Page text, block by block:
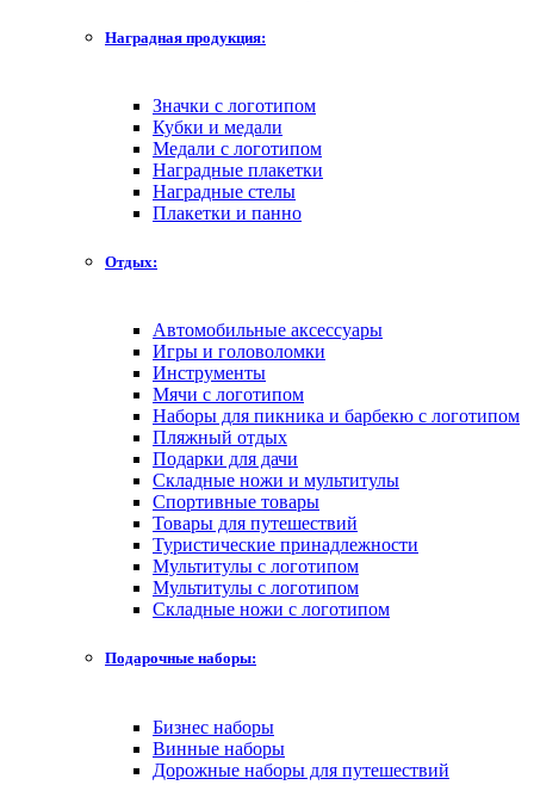
Наградная продукция:
Значки с логотипом
Кубки и медали
Медали с логотипом
Наградные плакетки
Наградные стелы
Плакетки и панно
Отдых:
Автомобильные аксессуары
Игры и головоломки
Инструменты
Мячи с логотипом
Наборы для пикника и барбекю с логотипом
Пляжный отдых
Подарки для дачи
Складные ножи и мультитулы
Спортивные товары
Товары для путешествий
Туристические принадлежности
Мультитулы с логотипом
Мультитулы с логотипом
Складные ножи с логотипом
Подарочные наборы:
Бизнес наборы
Винные наборы
Дорожные наборы для путешествий